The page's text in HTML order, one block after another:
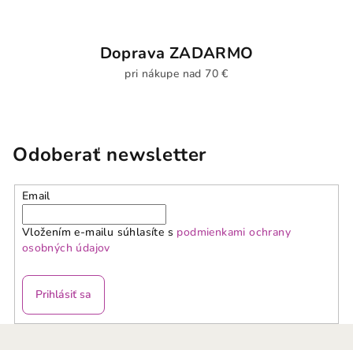
Doprava ZADARMO
pri nákupe nad 70 €
Odoberať newsletter
Email
Vložením e-mailu súhlasíte s podmienkami ochrany
osobných údajov
Prihlásiť sa